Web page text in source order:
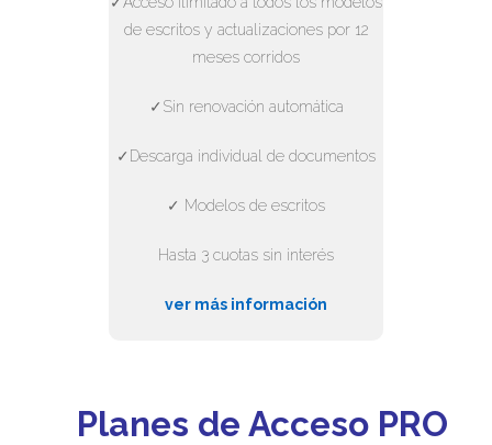
de escritos y actualizaciones por 12
meses corridos
✓Sin renovación automática
✓Descarga individual de documentos
✓ Modelos de escritos
Hasta 3 cuotas sin interés
ver más información
Planes de Acceso PRO